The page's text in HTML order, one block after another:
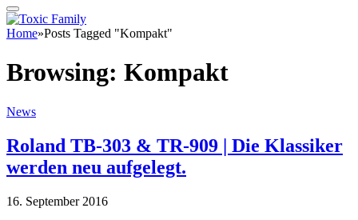
Home»Posts Tagged "Kompakt"
Browsing: Kompakt
News
Roland TB-303 & TR-909 | Die Klassiker
werden neu aufgelegt.
16. September 2016